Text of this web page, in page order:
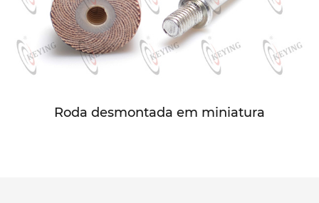
Roda desmontada em miniatura